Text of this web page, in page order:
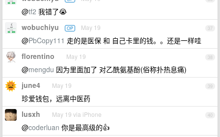
@tf2 我错了😭
37
wobuchiyu OP May 19
@PbCopy111 走的是医保 和 自己卡里的钱。。还是一样哇
38
florentino May 19
@mengdu 因为里面加了 对乙酰氨基酚(俗称扑热息痛)
39
june4 May 19
珍爱钱包，远离中医药
40
lusxh May 19 via iPhone
@coderluan 你是最高级的👍